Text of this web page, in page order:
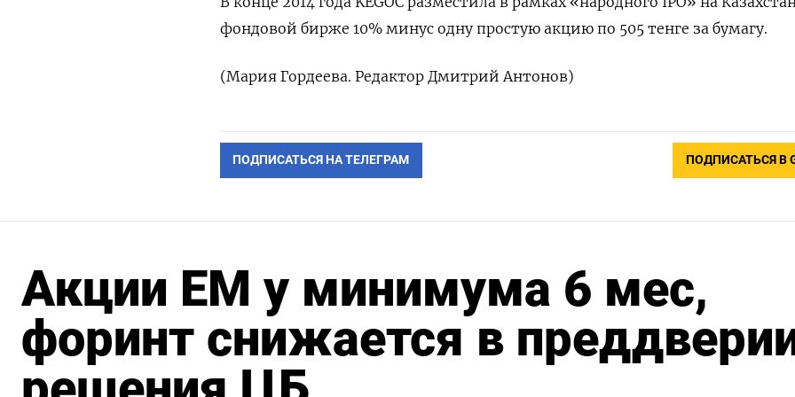
фондовой бирже 10% минус одну простую акцию по 505 тенге за бумагу.
(Мария Гордеева. Редактор Дмитрий Антонов)
ПОДПИСАТЬСЯ НА ТЕЛЕГРАМ ПОДПИСАТЬСЯ В
Акции ЕМ у минимума 6 мес,
форинт снижается в